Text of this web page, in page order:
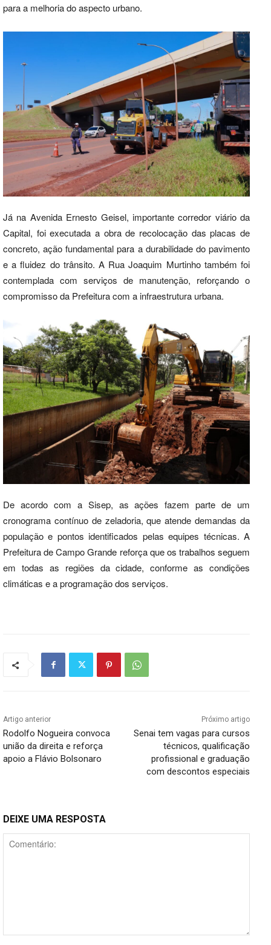
para a melhoria do aspecto urbano.
Já na Avenida Ernesto Geisel, importante corredor viário da
Capital, foi executada a obra de recolocação das placas de
concreto, ação fundamental para a durabilidade do pavimento
e a fluidez do trânsito. A Rua Joaquim Murtinho também foi
contemplada com serviços de manutenção, reforçando o
compromisso da Prefeitura com a infraestrutura urbana.
De acordo com a Sisep, as ações fazem parte de um
cronograma contínuo de zeladoria, que atende demandas da
população e pontos identificados pelas equipes técnicas. A
Prefeitura de Campo Grande reforça que os trabalhos seguem
em todas as regiões da cidade, conforme as condições
climáticas e a programação dos serviços.
Artigo anterior
Rodolfo Nogueira convoca
união da direita e reforça
apoio a Flávio Bolsonaro
Próximo artigo
Senai tem vagas para cursos
técnicos, qualificação
profissional e graduação
com descontos especiais
DEIXE UMA RESPOSTA